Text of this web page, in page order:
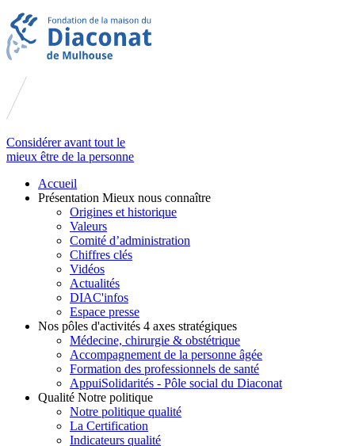
Considérer avant tout le
mieux être de la personne
Accueil
Présentation Mieux nous connaître
Origines et historique
Valeurs
Comité d’administration
Chiffres clés
Vidéos
Actualités
DIAC'infos
Espace presse
Nos pôles d'activités 4 axes stratégiques
Médecine, chirurgie & obstétrique
Accompagnement de la personne âgée
Formation des professionnels de santé
AppuiSolidarités - Pôle social du Diaconat
Qualité Notre politique
Notre politique qualité
La Certification
Indicateurs qualité